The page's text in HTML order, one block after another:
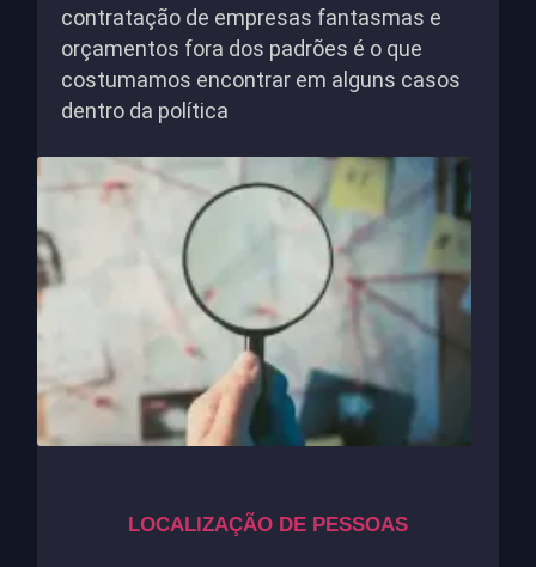
contratação de empresas fantasmas e
orçamentos fora dos padrões é o que
costumamos encontrar em alguns casos
dentro da política
LOCALIZAÇÃO DE PESSOAS